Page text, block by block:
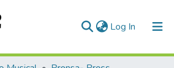
Log In (current)